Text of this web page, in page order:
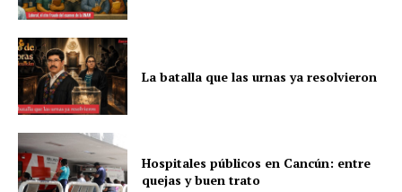
La batalla que las urnas ya resolvieron
Hospitales públicos en Cancún: entre
quejas y buen trato